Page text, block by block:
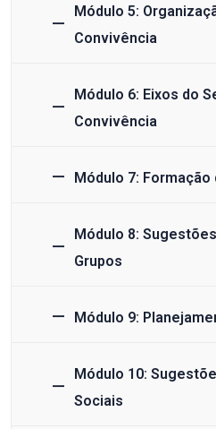
Módulo 5:
Convivência
Módulo 6: Eixos do
Convivência
Módulo 7: Formação
Módulo 8:
Grupos
Módulo 9:
Módulo 10:
Sociais